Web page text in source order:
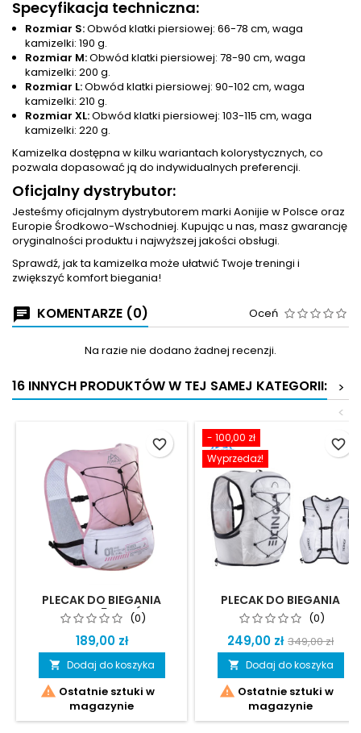
Specyfikacja techniczna:
Rozmiar S:Obwód klatki piersiowej: 66-78 cm, waga
kamizelki: 190 g.
Rozmiar M:Obwód klatki piersiowej: 78-90 cm, waga
kamizelki: 200 g.
Rozmiar L:Obwód klatki piersiowej: 90-102 cm, waga
kamizelki: 210 g.
Rozmiar XL:Obwód klatki piersiowej: 103-115 cm, waga
kamizelki: 220 g.
Kamizelka dostępna w kilku wariantach kolorystycznych, co
pozwala dopasować ją do indywidualnych preferencji.
Oficjalny dystrybutor:
Jesteśmy oficjalnym dystrybutorem marki Aonijie w Polsce oraz
Europie Środkowo-Wschodniej. Kupując u nas, masz gwarancję
oryginalności produktu i najwyższej jakości obsługi.
Sprawdź, jak ta kamizelka może ułatwić Twoje treningi i
zwiększyć komfort biegania!
KOMENTARZE (0) Oceń
Na razie nie dodano żadnej recenzji.
16 INNYCH PRODUKTÓW W TEJ SAMEJ KATEGORII:
>
<
PLECAK DO BIEGANIA
LEADER - 5 LITRÓW
(0)
189,00 zł
 Dodaj do koszyka
 Ostatnie sztuki w
magazynie
favorite_border
- 100,00 zł
Wyprzedaż!
PLECAK DO BIEGANIA
OUNERGY BIAŁY
(0)
249,00 zł 349,00 zł
 Dodaj do koszyka
 Ostatnie sztuki w
magazynie
favorite_border